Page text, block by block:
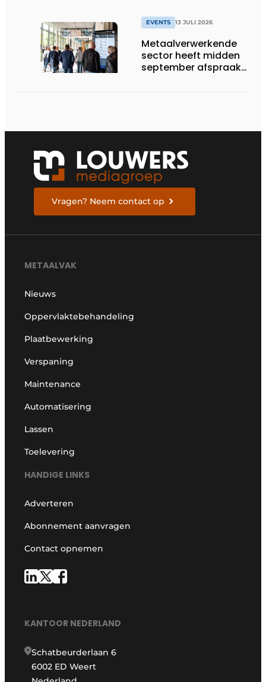
EVENTS 13 JULI 2026
Metaalverwerkende
sector heeft midden
september afspraak
Vragen? Neem contact op
METAALVAK
Nieuws
Oppervlaktebehandeling
Plaatbewerking
Verspaning
Maintenance
Automatisering
Lassen
Toelevering
HANDIGE LINKS
Adverteren
Abonnement aanvragen
Contact opnemen
KANTOOR NEDERLAND
Schatbeurderlaan 6
6002 ED Weert